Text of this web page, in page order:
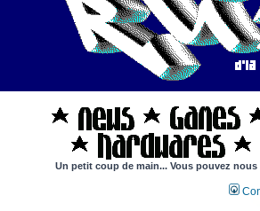
Un petit coup de main... Vous pouvez